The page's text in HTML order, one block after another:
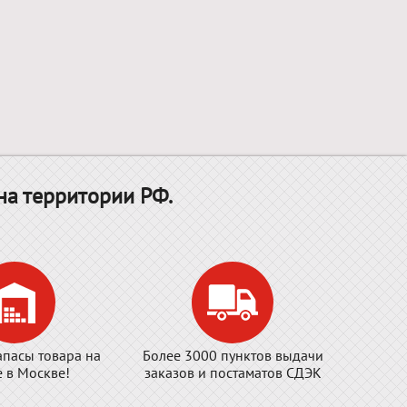
территории РФ.
товара на
в Москве!
Более 3000 пунктов выдачи
заказов и постаматов СДЭК